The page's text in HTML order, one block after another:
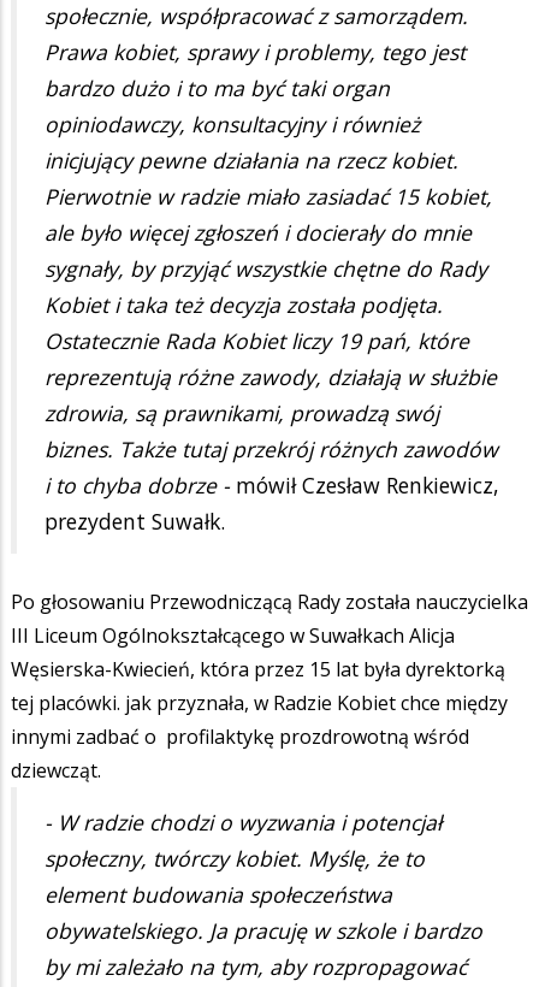
społecznie, współpracować z samorządem.
Prawa kobiet, sprawy i problemy, tego jest
bardzo dużo i to ma być taki organ
opiniodawczy, konsultacyjny i również
inicjujący pewne działania na rzecz kobiet.
Pierwotnie w radzie miało zasiadać 15 kobiet,
ale było więcej zgłoszeń i docierały do mnie
sygnały, by przyjąć wszystkie chętne do Rady
Kobiet i taka też decyzja została podjęta.
Ostatecznie Rada Kobiet liczy 19 pań, które
reprezentują różne zawody, działają w służbie
zdrowia, są prawnikami, prowadzą swój
biznes. Także tutaj przekrój różnych zawodów
i to chyba dobrze - mówił Czesław Renkiewicz,
prezydent Suwałk.
Po głosowaniu Przewodniczącą Rady została nauczycielka
III Liceum Ogólnokształcącego w Suwałkach Alicja
Węsierska-Kwiecień, która przez 15 lat była dyrektorką
tej placówki. jak przyznała, w Radzie Kobiet chce między
innymi zadbać o profilaktykę prozdrowotną wśród
dziewcząt.
- W radzie chodzi o wyzwania i potencjał
społeczny, twórczy kobiet. Myślę, że to
element budowania społeczeństwa
obywatelskiego. Ja pracuję w szkole i bardzo
by mi zależało na tym, aby rozpropagować